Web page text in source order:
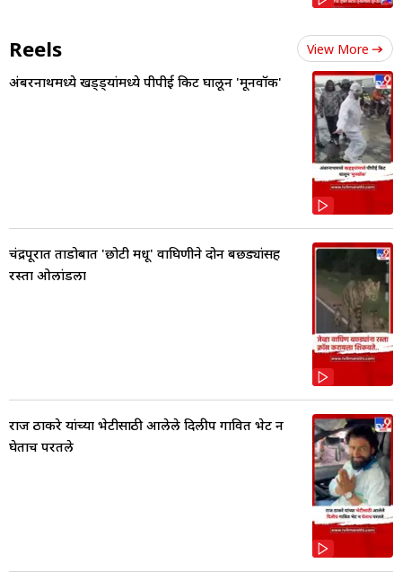
Reels View More
अंबरनाथमध्ये खड्ड्यांमध्ये पीपीई किट घालून 'मूनवॉक'
चंद्रपूरात ताडोबात 'छोटी मधू' वाघिणीने दोन बछड्यांसह
रस्ता ओलांडला
राज ठाकरे यांच्या भेटीसाठी आलेले दिलीप गावित भेट न
घेताच परतले